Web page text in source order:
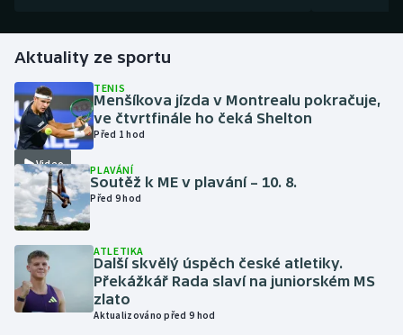
Florbal
Futsal
Golf
Gymnastika
Házená
Jezdectví
Aktuality ze sportu
Video
TENIS
Menšíkova jízda v Montrealu pokračuje,
ve čtvrtfinále ho čeká Shelton
Před 1 hod
PLAVÁNÍ
Soutěž k ME v plavání – 10. 8.
Před 9 hod
ATLETIKA
Další skvělý úspěch české atletiky.
Překážkář Rada slaví na juniorském MS
zlato
Aktualizováno před 9 hod